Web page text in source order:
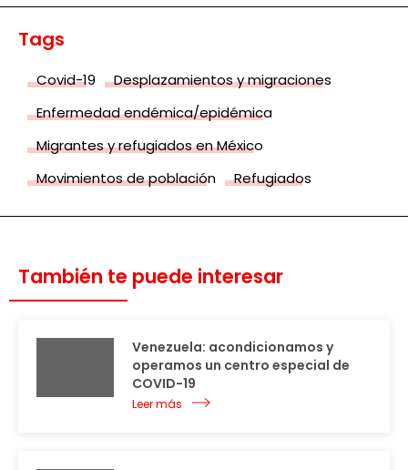
Tags
Covid-19
Desplazamientos y migraciones
Enfermedad endémica/epidémica
Migrantes y refugiados en México
Movimientos de población
Refugiados
También te puede interesar
Venezuela: acondicionamos y
operamos un centro especial de
COVID-19
Leer más